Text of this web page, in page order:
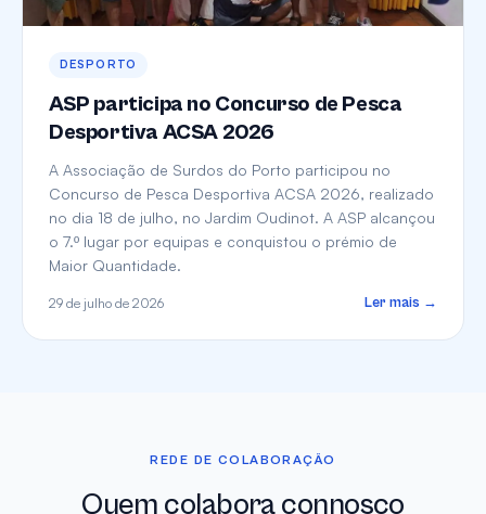
DESPORTO
ASP participa no Concurso de Pesca
Desportiva ACSA 2026
A Associação de Surdos do Porto participou no
Concurso de Pesca Desportiva ACSA 2026, realizado
no dia 18 de julho, no Jardim Oudinot. A ASP alcançou
o 7.º lugar por equipas e conquistou o prémio de
Maior Quantidade.
29 de julho de 2026 Ler mais →
REDE DE COLABORAÇÃO
Quem colabora connosco